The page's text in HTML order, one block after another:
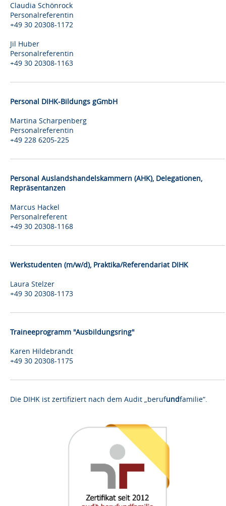
Claudia Schönrock
Personalreferentin
+49 30 20308-1172
Jil Huber
Personalreferentin
+49 30 20308-1163
Personal DIHK-Bildungs gGmbH
Martina Scharpenberg
Personalreferentin
+49 228 6205-225
Personal Auslandshandelskammern (AHK), Delegationen,
Repräsentanzen
Marcus Hackel
Personalreferent
+49 30 20308-1168
Werkstudenten (m/w/d), Praktika/Referendariat DIHK
Laura Stelzer
+49 30 20308-1173
Traineeprogramm "Ausbildungsring"
Karen Hildebrandt
+49 30 20308-1175
Die DIHK ist zertifiziert nach dem Audit „berufundfamilie“.